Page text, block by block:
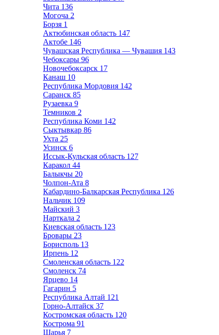
Чита 136
Могоча 2
Борзя 1
Актюбинская область 147
Актобе 146
Чувашская Республика — Чувашия 143
Чебоксары 96
Новочебоксарск 17
Канаш 10
Республика Мордовия 142
Саранск 85
Рузаевка 9
Темников 2
Республика Коми 142
Сыктывкар 86
Ухта 25
Усинск 6
Иссык-Кульская область 127
Каракол 44
Балыкчы 20
Чолпон-Ата 8
Кабардино-Балкарская Республика 126
Нальчик 109
Майский 3
Нарткала 2
Киевская область 123
Бровары 23
Борисполь 13
Ирпень 12
Смоленская область 122
Смоленск 74
Ярцево 14
Гагарин 5
Республика Алтай 121
Горно-Алтайск 37
Костромская область 120
Кострома 91
Шарья 7